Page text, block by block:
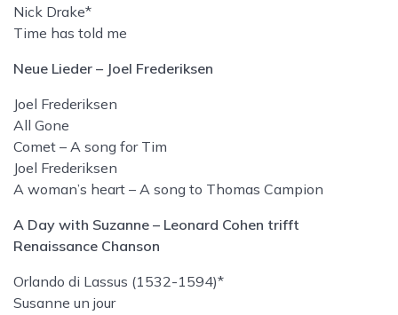
Nick Drake*
Time has told me
Neue Lieder – Joel Frederiksen
Joel Frederiksen
All Gone
Comet – A song for Tim
Joel Frederiksen
A woman’s heart – A song to Thomas Campion
A Day with Suzanne – Leonard Cohen trifft
Renaissance Chanson
Orlando di Lassus (1532-1594)*
Susanne un jour